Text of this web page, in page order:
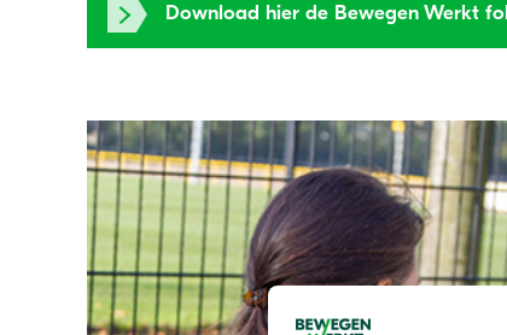
Download hier de Bewegen Werkt